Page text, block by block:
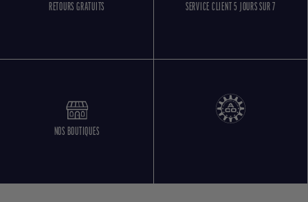
RETOURS GRATUITS SERVICE CLIENT 5 JOURS SUR 7
NOS BOUTIQUES